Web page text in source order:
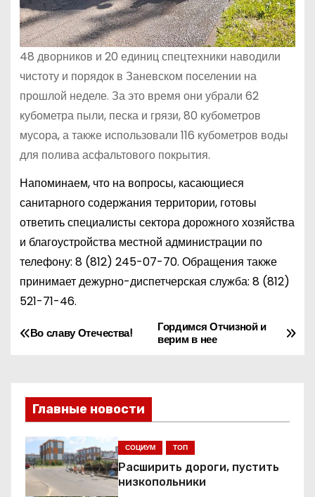
48 дворников и 20 единиц спецтехники наводили
чистоту и порядок в Заневском поселении на
прошлой неделе. За это время они убрали 62
кубометра пыли, песка и грязи, 80 кубометров
мусора, а также использовали 116 кубометров воды
для полива асфальтового покрытия.
Напоминаем, что на вопросы, касающиеся
санитарного содержания территории, готовы
ответить специалисты сектора дорожного хозяйства
и благоустройства местной администрации по
телефону: 8 (812) 245-07-70. Обращения также
принимает дежурно-диспетчерская служба: 8 (812)
521-71-46.
Н
в
и
г
а
Гордимся Отчизной и
верим в нее
Во славу Отечества!
Главные новости
СОЦИУМ ТОП
Расширить дороги, пустить
низкопольники